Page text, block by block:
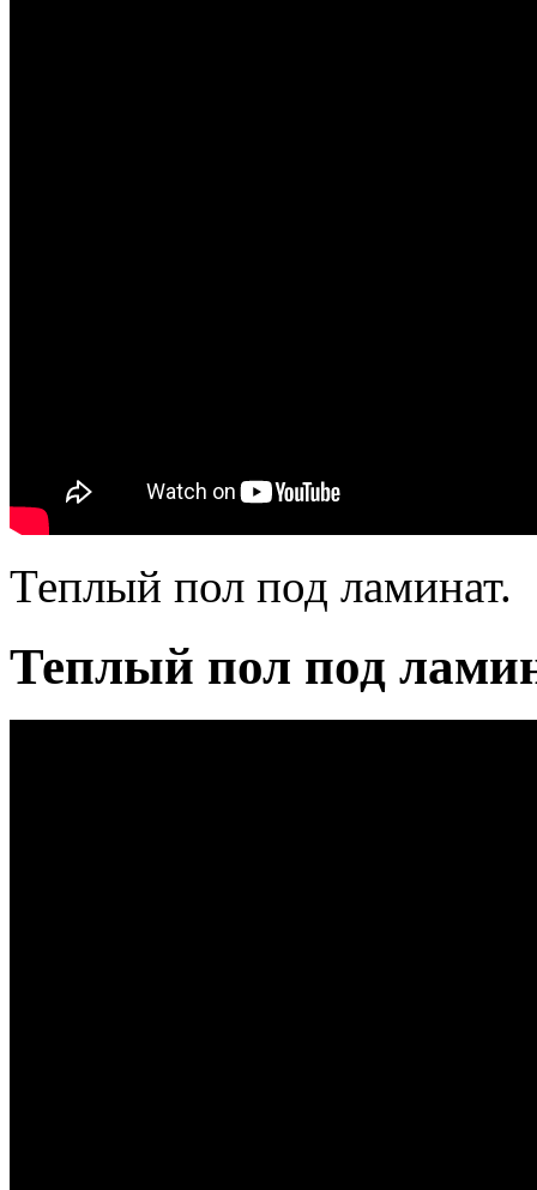
Теплый пол под ламинат.
Теплый пол под